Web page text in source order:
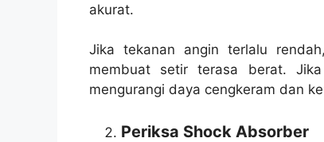
akurat.
Jika tekanan angin terlalu
membuat setir terasa berat.
mengurangi daya cengkeram dan
Periksa Shock Absorber